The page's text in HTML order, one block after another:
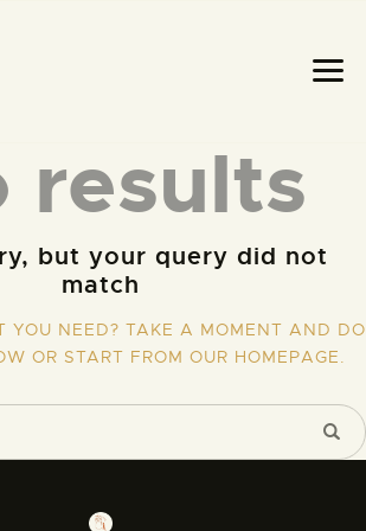
PAGE
E OGGETTI
results
but your query did not
match
YOU NEED? TAKE A MOMENT AND DO
OR START FROM OUR HOMEPAGE.